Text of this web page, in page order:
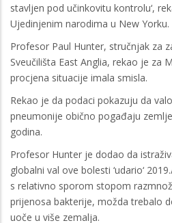
stavljen pod učinkovitu kontrolu‘,
Ujedinjenim narodima u New Yorku.
Profesor Paul Hunter, stručnjak za
Sveučilišta East Anglia, rekao je za
procjena situacije imala smisla.
Rekao je da podaci pokazuju da
pneumonije obično pogađaju
godina.
Profesor Hunter je dodao da
globalni val ove bolesti ‘udario‘
s relativno sporom stopom
prijenosa bakterije, možda trebalo
uoče u više zemalja.